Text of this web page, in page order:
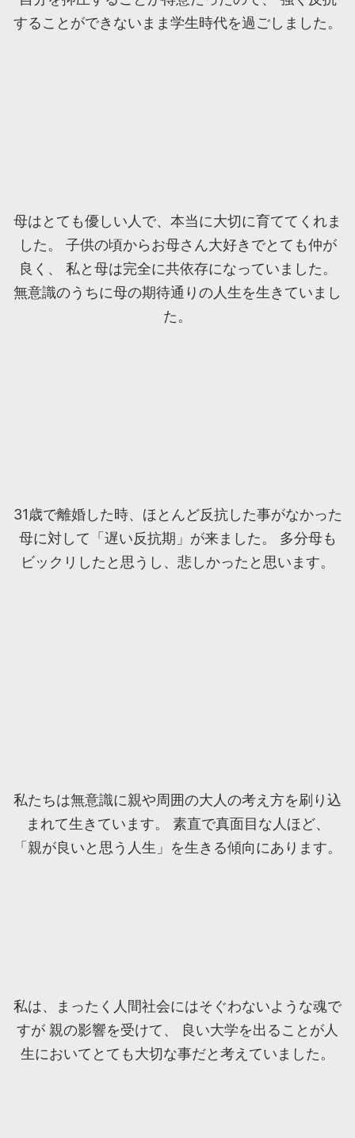
することができないまま学生時代を過ごしました。
母はとても優しい人で、本当に大切に育ててくれま
した。 子供の頃からお母さん大好きでとても仲が
良く、 私と母は完全に共依存になっていました。
無意識のうちに母の期待通りの人生を生きていまし
た。
31歳で離婚した時、ほとんど反抗した事がなかった
母に対して「遅い反抗期」が来ました。 多分母も
ビックリしたと思うし、悲しかったと思います。
私たちは無意識に親や周囲の大人の考え方を刷り込
まれて生きています。 素直で真面目な人ほど、
「親が良いと思う人生」を生きる傾向にあります。
私は、まったく人間社会にはそぐわないような魂で
すが 親の影響を受けて、 良い大学を出ることが人
生においてとても大切な事だと考えていました。